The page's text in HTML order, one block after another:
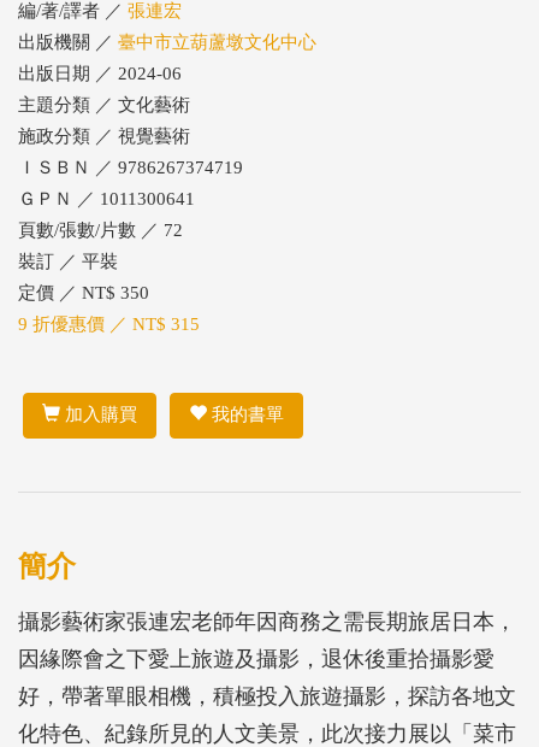
編/著/譯者 ／ 張連宏
出版機關 ／ 臺中市立葫蘆墩文化中心
出版日期 ／ 2024-06
主題分類 ／ 文化藝術
施政分類 ／ 視覺藝術
ＩＳＢＮ ／ 9786267374719
ＧＰＮ ／ 1011300641
頁數/張數/片數 ／ 72
裝訂 ／ 平裝
定價 ／ NT$ 350
9 折優惠價 ／ NT$ 315
加入購買 我的書單
簡介
攝影藝術家張連宏老師年因商務之需長期旅居日本，
因緣際會之下愛上旅遊及攝影，退休後重拾攝影愛
好，帶著單眼相機，積極投入旅遊攝影，探訪各地文
化特色、紀錄所見的人文美景，此次接力展以「菜市